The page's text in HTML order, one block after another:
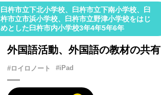
臼杵市立下北小学校、臼杵市立下南小学校、臼
杵市立市浜小学校、臼杵市立野津小学校をはじ
めとした臼杵市内小学校3年4年5年6年
外国語活動、外国語の教材の共有
#ロイロノート #iPad